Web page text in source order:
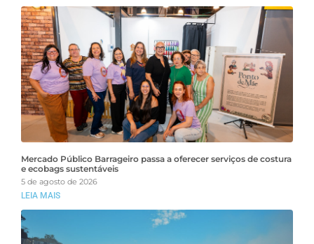
Mercado Público Barrageiro passa a oferecer serviços de costura
e ecobags sustentáveis
5 de agosto de 2026
LEIA MAIS